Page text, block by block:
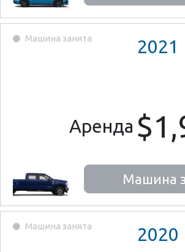
Машина занята 2021
Аренда
Машина
Машина занята 2020